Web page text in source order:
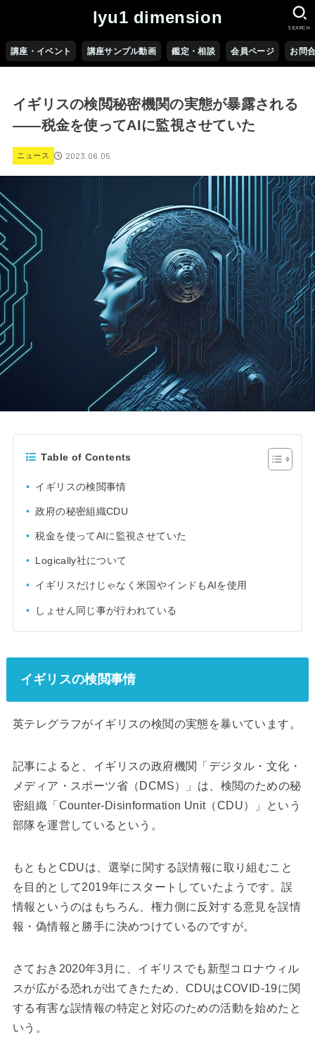
lyu1 dimension
講座・イベント 講座サンプル動画 鑑定・相談 会員ページ お問
SEARCH
イギリスの検閲秘密機関の実態が暴露される
――税金を使ってAIに監視させていた
ニュース 2023.06.05
Table of Contents
イギリスの検閲事情
政府の秘密組織CDU
税金を使ってAIに監視させていた
Logically社について
イギリスだけじゃなく米国やインドもAIを使用
しょせん同じ事が行われている
イギリスの検閲事情
英テレグラフがイギリスの検閲の実態を暴いています。
記事によると、イギリスの政府機関「デジタル・文化・
メディア・スポーツ省（DCMS）」は、検閲のための秘
密組織「Counter-Disinformation Unit（CDU）」という
部隊を運営しているという。
もともとCDUは、選挙に関する誤情報に取り組むこと
を目的として2019年にスタートしていたようです。誤
情報というのはもちろん、権力側に反対する意見を誤情
報・偽情報と勝手に決めつけているのですが。
さておき2020年3月に、イギリスでも新型コロナウィル
スが広がる恐れが出てきたため、CDUはCOVID-19に関
する有害な誤情報の特定と対応のための活動を始めたと
いう。